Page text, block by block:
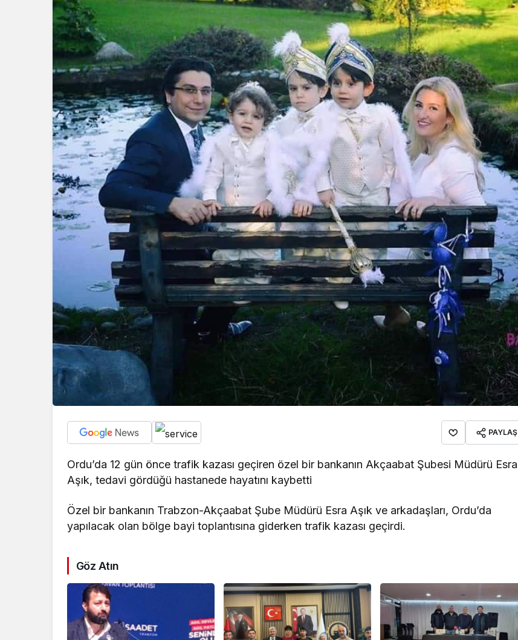
PAYLAŞ
Ordu’da 12 gün önce trafik kazası geçiren özel bir bankanın Akçaabat Şubesi Müdürü Esra
Aşık, tedavi gördüğü hastanede hayatını kaybetti
Özel bir bankanın Trabzon-Akçaabat Şube Müdürü Esra Aşık ve arkadaşları, Ordu’da
yapılacak olan bölge bayi toplantısına giderken trafik kazası geçirdi.
Göz Atın
İpekçioğlu Ailesinin Acı
Kaybı